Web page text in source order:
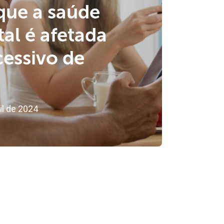
a saúde
é afetada
de
de 2024